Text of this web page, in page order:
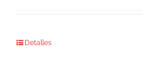
Detalles